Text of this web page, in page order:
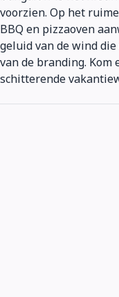
voorzien. Op het
BBQ en pizzaoven
geluid van de wind
van de branding. Kom
schitterende